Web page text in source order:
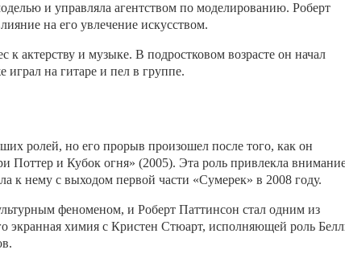
и управляла агентством по моделированию. Роберт
на его увлечение искусством.
к актерству и музыке. В подростковом возрасте он начал
играл на гитаре и пел в группе.
ролей, но его прорыв произошел после того, как он
Поттер и Кубок огня» (2005). Эта роль привлекла
к нему с выходом первой части «Сумерек» в 2008 году.
феноменом, и Роберт Паттинсон стал одним из
экранная химия с Кристен Стюарт, исполняющей роль